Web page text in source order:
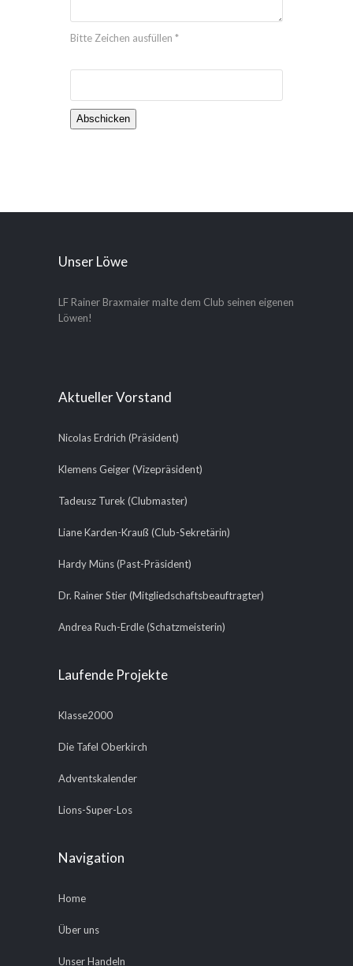
Bitte Zeichen ausfüllen *
Unser Löwe
LF Rainer Braxmaier malte dem Club seinen eigenen
Löwen!
Aktueller Vorstand
Nicolas Erdrich (Präsident)
Klemens Geiger (Vizepräsident)
Tadeusz Turek (Clubmaster)
Liane Karden-Krauß (Club-Sekretärin)
Hardy Müns (Past-Präsident)
Dr. Rainer Stier (Mitgliedschaftsbeauftragter)
Andrea Ruch-Erdle (Schatzmeisterin)
Laufende Projekte
Klasse2000
Die Tafel Oberkirch
Adventskalender
Lions-Super-Los
Navigation
Home
Über uns
Unser Handeln